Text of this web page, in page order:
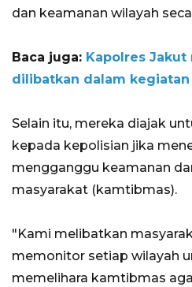
dan keamanan wilayah
Baca juga: Kapolres
dilibatkan dalam kegiatan
Selain itu, mereka diajak
kepada kepolisian jika
mengganggu keamanan
masyarakat (kamtibmas).
"Kami melibatkan
memonitor setiap wilayah
memelihara kamtibmas